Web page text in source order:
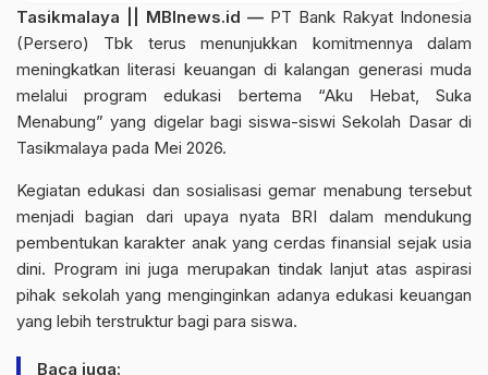
Tasikmalaya || MBInews.id — PT Bank Rakyat Indonesia
(Persero) Tbk terus menunjukkan komitmennya dalam
meningkatkan literasi keuangan di kalangan generasi muda
melalui program edukasi bertema “Aku Hebat, Suka
Menabung” yang digelar bagi siswa-siswi Sekolah Dasar di
Tasikmalaya pada Mei 2026.
Kegiatan edukasi dan sosialisasi gemar menabung tersebut
menjadi bagian dari upaya nyata BRI dalam mendukung
pembentukan karakter anak yang cerdas finansial sejak usia
dini. Program ini juga merupakan tindak lanjut atas aspirasi
pihak sekolah yang menginginkan adanya edukasi keuangan
yang lebih terstruktur bagi para siswa.
Baca juga: